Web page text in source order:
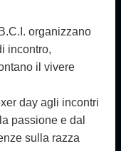
organizzano
incontro,
il vivere
day agli incontri
passione e dal
sulla razza